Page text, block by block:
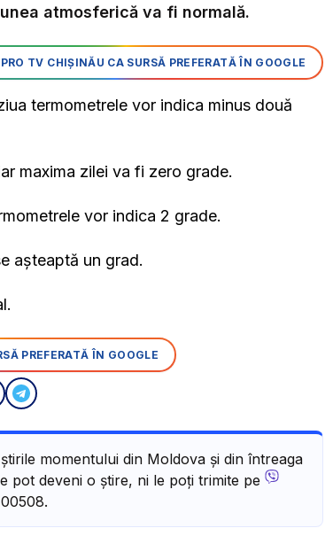
atmosferică va fi normală.
TV CHIȘINĂU CA SURSĂ PREFERATĂ ÎN GOOGLE
termometrele vor indica minus două
maxima zilei va fi zero grade.
vor indica 2 grade.
așteaptă un grad.
PREFERATĂ ÎN GOOGLE
momentului din Moldova și din întreaga
pot deveni o știre, ni le poți trimite pe